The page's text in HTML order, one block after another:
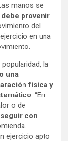
manos se
provenir
del
en una
la
una
física y
. “En
o de
con
ejercicio apto